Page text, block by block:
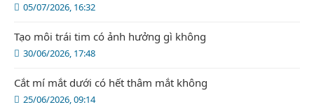
05/07/2026, 16:32
30/06/2026, 17:48
Tạo môi trái tim có ảnh hưởng gì không
25/06/2026, 09:14
Cắt mí mắt dưới có hết thâm mắt không